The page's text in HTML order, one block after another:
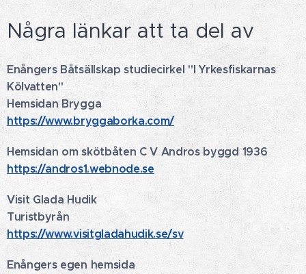
Några länkar att ta del av
Enångers Båtsällskap studiecirkel "I Yrkesfiskarnas
Kölvatten"
Hemsidan Brygga
https://www.bryggaborka.com/
Hemsidan om skötbåten C V Andros byggd 1936
https://andros1.webnode.se
Visit Glada Hudik
Turistbyrån
https://www.visitgladahudik.se/sv
Enångers egen hemsida